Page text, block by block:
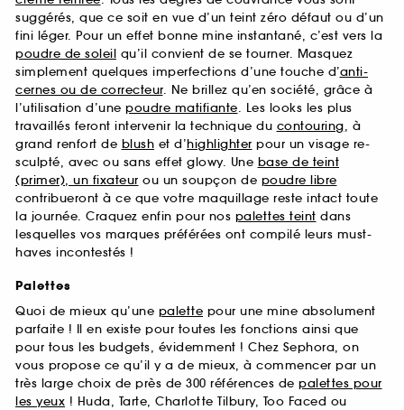
suggérés, que ce soit en vue d’un teint zéro défaut ou d’un
fini léger. Pour un effet bonne mine instantané, c’est vers la
poudre de soleil qu’il convient de se tourner. Masquez
simplement quelques imperfections d’une touche d’anti-
cernes ou de correcteur. Ne brillez qu’en société, grâce à
l’utilisation d’une poudre matifiante. Les looks les plus
travaillés feront intervenir la technique du contouring, à
grand renfort de blush et d’highlighter pour un visage re-
sculpté, avec ou sans effet glowy. Une base de teint
(primer), un fixateur ou un soupçon de poudre libre
contribueront à ce que votre maquillage reste intact toute
la journée. Craquez enfin pour nos palettes teint dans
lesquelles vos marques préférées ont compilé leurs must-
haves incontestés !
Palettes
Quoi de mieux qu’une palette pour une mine absolument
parfaite ! Il en existe pour toutes les fonctions ainsi que
pour tous les budgets, évidemment ! Chez Sephora, on
vous propose ce qu’il y a de mieux, à commencer par un
très large choix de près de 300 références de palettes pour
les yeux ! Huda, Tarte, Charlotte Tilbury, Too Faced ou